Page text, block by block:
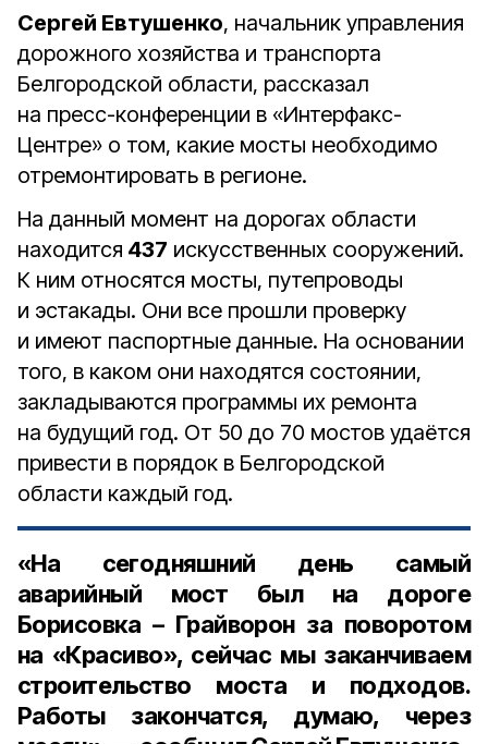
Сергей Евтушенко, начальник управления
дорожного хозяйства и транспорта
Белгородской области, рассказал
на пресс-конференции в «Интерфакс-
Центре» о том, какие мосты необходимо
отремонтировать в регионе.
На данный момент на дорогах области
находится 437 искусственных сооружений.
К ним относятся мосты, путепроводы
и эстакады. Они все прошли проверку
и имеют паспортные данные. На основании
того, в каком они находятся состоянии,
закладываются программы их ремонта
на будущий год. От 50 до 70 мостов удаётся
привести в порядок в Белгородской
области каждый год.
«На сегодняшний день самый
аварийный мост был на дороге
Борисовка – Грайворон за поворотом
на «Красиво», сейчас мы заканчиваем
строительство моста и подходов.
Работы закончатся, думаю, через